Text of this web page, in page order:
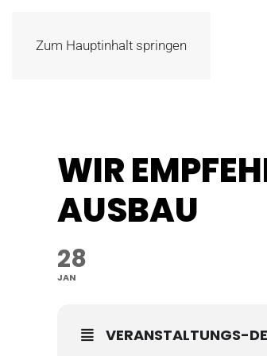
Zum Hauptinhalt springen
WIR
AUSBAU
28
JAN
VERANSTALTUNGS-